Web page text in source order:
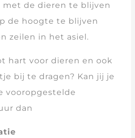
de dieren te blijven
de hoogte te blijven
zeilen in het asiel.
hart voor dieren en ook
bij te dragen? Kan jij je
vooropgestelde
dan